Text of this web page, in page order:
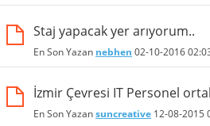
Staj yapacak yer arıyorum..
En Son Yazan nebhen 02-10-2016
İzmir Çevresi IT Personel
En Son Yazansuncreative 12-08-2015